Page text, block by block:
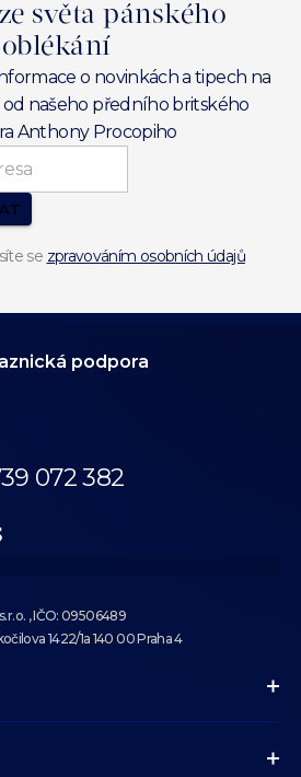
světa pánského
oblékání
o novinkách a tipech na
našeho předního britského
Anthony Procopiho
se zpravováním osobních údajů
podpora
072 382
, IČO: 09506489
1422/1a 140 00 Praha 4